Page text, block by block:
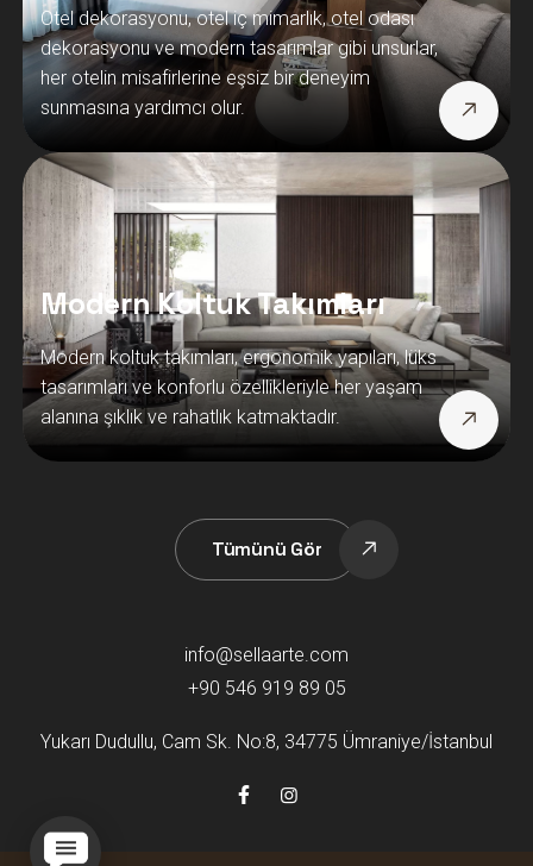
Otel dekorasyonu, otel iç mimarlık, otel odası
dekorasyonu ve modern tasarımlar gibi unsurlar,
her otelin misafirlerine eşsiz bir deneyim
sunmasına yardımcı olur.
Modern Koltuk Takımları
Modern koltuk takımları, ergonomik yapıları, lüks
tasarımları ve konforlu özellikleriyle her yaşam
alanına şıklık ve rahatlık katmaktadır.
Tümünü Gör
info@sellaarte.com
+90 546 919 89 05
Yukarı Dudullu, Cam Sk. No:8, 34775 Ümraniye/İstanbul